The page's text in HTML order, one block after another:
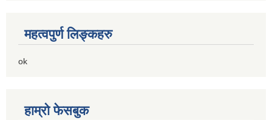
महत्वपुर्ण लिङ्कहरु
ok
हाम्रो फेसबुक